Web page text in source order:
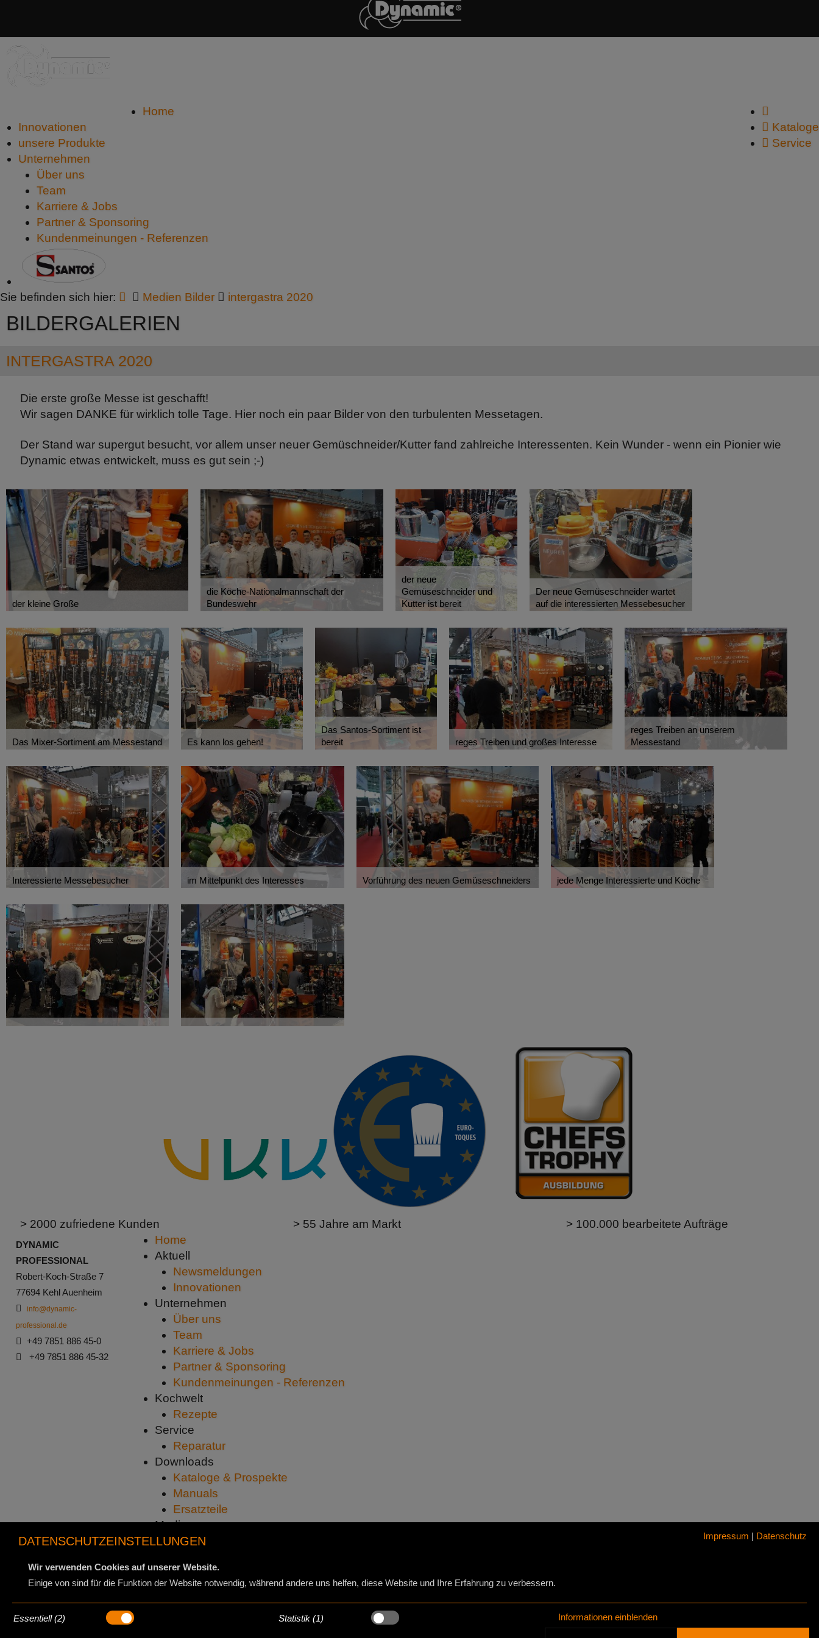
Impressum | Datenschutz
DATENSCHUTZEINSTELLUNGEN
Wir verwenden Cookies auf unserer Website.
Einige von sind für die Funktion der Website notwendig, während andere uns helfen, diese Website und Ihre Erfahrung zu verbessern.
Essentiell (2) Statistik (1) Informationen einblenden
Service: 07851/886 45-0
Kataloge
Service
Home
Innovationen
unsere Produkte
Unternehmen
Über uns
Team
Karriere & Jobs
Partner & Sponsoring
Kundenmeinungen - Referenzen
Sie befinden sich hier: Medien Bilder intergastra 2020
BILDERGALERIEN
INTERGASTRA 2020
Die erste große Messe ist geschafft!
Wir sagen DANKE für wirklich tolle Tage. Hier noch ein paar Bilder von den turbulenten Messetagen.
Der Stand war supergut besucht, vor allem unser neuer Gemüschneider/Kutter fand zahlreiche Interessenten. Kein Wunder - wenn ein Pionier wie
Dynamic etwas entwickelt, muss es gut sein ;-)
der kleine Große
die Köche-Nationalmannschaft der
Bundeswehr
der neue
Gemüseschneider und
Kutter ist bereit
Der neue Gemüseschneider wartet
auf die interessierten Messebesucher
Das Mixer-Sortiment am Messestand Es kann los gehen!
Das Santos-Sortiment ist
bereit
reges Treiben und großes Interesse
reges Treiben an unserem
Messestand
Interessierte Messebesucher im Mittelpunkt des Interesses Vorführung des neuen Gemüseschneiders jede Menge Interessierte und Köche
> 2000 zufriedene Kunden > 55 Jahre am Markt > 100.000 bearbeitete Aufträge
DYNAMIC
PROFESSIONAL
Robert-Koch-Straße 7
77694 Kehl Auenheim
info@dynamic-
professional.de
+49 7851 886 45-0
+49 7851 886 45-32
Home
Aktuell
Newsmeldungen
Innovationen
Unternehmen
Über uns
Team
Karriere & Jobs
Partner & Sponsoring
Kundenmeinungen - Referenzen
Kochwelt
Rezepte
Service
Reparatur
Downloads
Kataloge & Prospekte
Manuals
Ersatzteile
Medien
Videos
Kontakt
Rechtliches
Impressum